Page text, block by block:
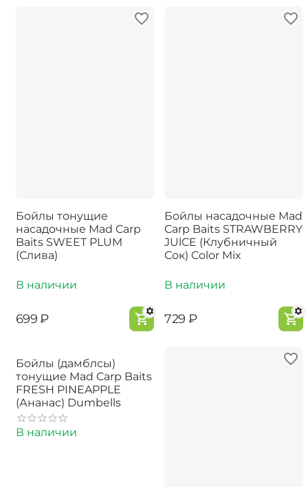
Бойлы тонущие
насадочные Mad Carp
Baits SWEET PLUM
(Слива)
В наличии
‍699‍ ₽
Бойлы насадочные Mad
Carp Baits STRAWBERRY
JUlCE (Клубничный
Сок) Color Mix
В наличии
‍729‍ ₽
Бойлы (дамблсы)
тонущие Mad Carp Baits
FRESH PINEAPPLE
(Ананас) Dumbells
В наличии